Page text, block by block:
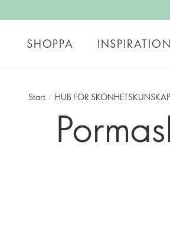
SHOPPA INSPIRATION
Start / HUB FÖR SKÖNHETSKUNSKAP